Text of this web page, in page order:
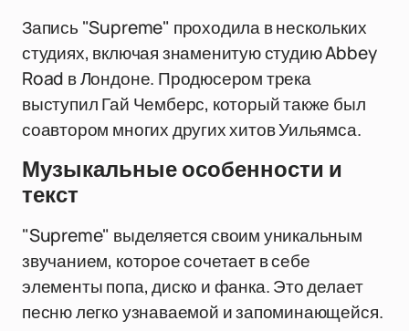
Запись "Supreme" проходила в нескольких
студиях, включая знаменитую студию Abbey
Road в Лондоне. Продюсером трека
выступил Гай Чемберс, который также был
соавтором многих других хитов Уильямса.
Музыкальные особенности и
текст
"Supreme" выделяется своим уникальным
звучанием, которое сочетает в себе
элементы попа, диско и фанка. Это делает
песню легко узнаваемой и запоминающейся.